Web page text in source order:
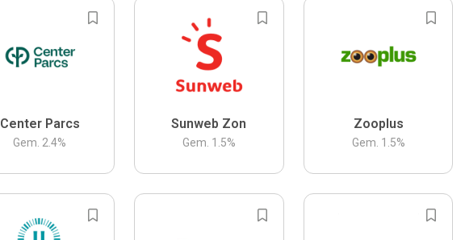
Center Parcs
Gem. 2.4%
Sunweb Zon
Gem. 1.5%
Zooplus
Gem. 1.5%